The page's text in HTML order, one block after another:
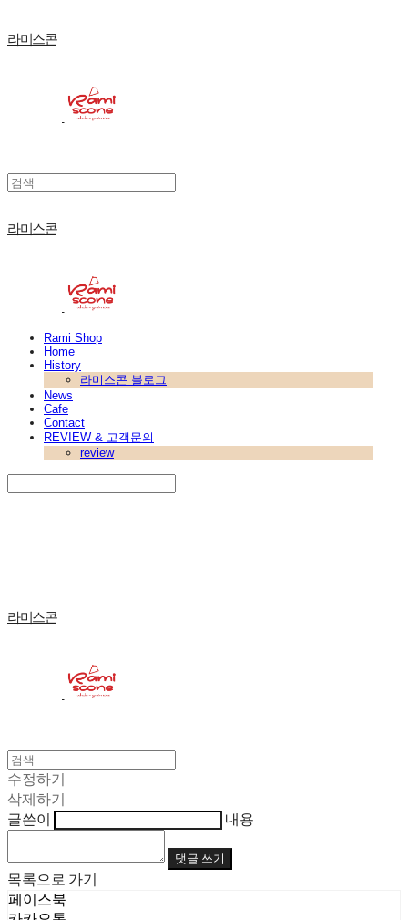
라미스콘
라미스콘
Rami Shop
Home
History
라미스콘 블로그
News
Cafe
Contact
REVIEW & 고객문의
review
라미스콘
수정하기
삭제하기
글쓴이
내용
댓글 쓰기
목록으로 가기
페이스북